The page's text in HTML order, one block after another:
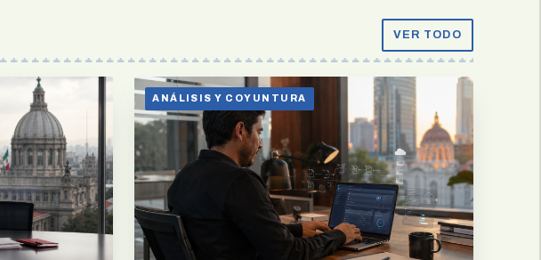
VER TODO
ANÁLISIS Y COYUNTURA